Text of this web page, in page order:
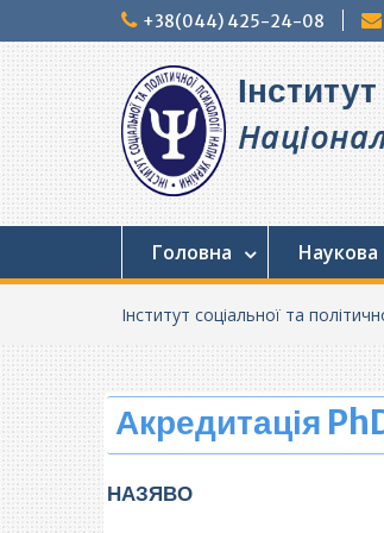
до
+38(044) 425-24-08
Головна Наукова
Інститут соціальної та
Акредитація
НАЗЯВО